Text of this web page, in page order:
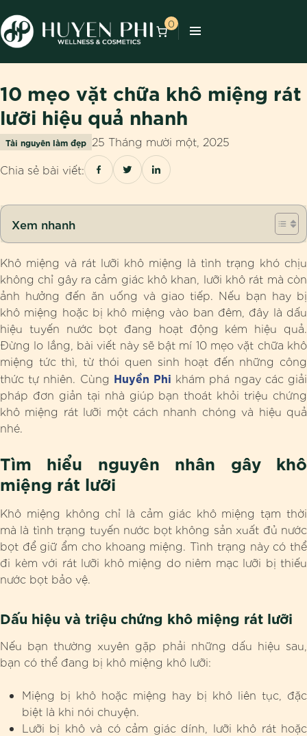
0
10 mẹo vặt chữa khô miệng rát
lưỡi hiệu quả nhanh
Tài nguyên làm đẹp 25 Tháng mười một, 2025
Chia sẻ bài viết:
Xem nhanh
Khô miệng và rát lưỡi khô miệng là tình trạng khó chịu
không chỉ gây ra cảm giác khô khan, lưỡi khô rát mà còn
ảnh hưởng đến ăn uống và giao tiếp. Nếu bạn hay bị
khô miệng hoặc bị khô miệng vào ban đêm, đây là dấu
hiệu tuyến nước bọt đang hoạt động kém hiệu quả.
Đừng lo lắng, bài viết này sẽ bật mí 10 mẹo vặt chữa khô
miệng tức thì, từ thói quen sinh hoạt đến những công
thức tự nhiên. Cùng Huyền Phi khám phá ngay các giải
pháp đơn giản tại nhà giúp bạn thoát khỏi triệu chứng
khô miệng rát lưỡi một cách nhanh chóng và hiệu quả
nhé.
Tìm hiểu nguyên nhân gây khô
miệng rát lưỡi
Khô miệng không chỉ là cảm giác khô miệng tạm thời
mà là tình trạng tuyến nước bọt không sản xuất đủ nước
bọt để giữ ẩm cho khoang miệng. Tình trạng này có thể
đi kèm với rát lưỡi khô miệng do niêm mạc lưỡi bị thiếu
nước bọt bảo vệ.
Dấu hiệu và triệu chứng khô miệng rát lưỡi
Nếu bạn thường xuyên gặp phải những dấu hiệu sau,
bạn có thể đang bị khô miệng khô lưỡi:
Miệng bị khô hoặc miệng hay bị khô liên tục, đặc
biệt là khi nói chuyện.
Lưỡi bị khô và có cảm giác dính, lưỡi khô rát hoặc